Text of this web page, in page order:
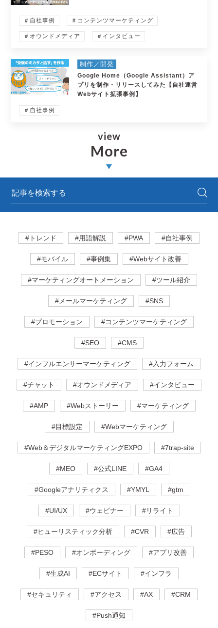
＃自社事例 ＃コンテンツマーケティング
＃オウンドメディア ＃インタビュー
制作／開発
Google Home（Google Assistant）ア
プリを制作・リリースしてみた【自社運営
Webサイト拡張事例】
＃自社事例
view
More
#トレンド #用語解説 #PWA #自社事例
#モバイル #事例集 #Webサイト改善
#マーケティングオートメーション #ツール紹介
#メールマーケティング #SNS
#プロモーション #コンテンツマーケティング
#SEO #CMS
#インフルエンサーマーケティング #入力フォーム
#チャット #オウンドメディア #インタビュー
#AMP #Webストーリー #マーケティング
#目標設定 #Webマーケティング
#Web＆デジタルマーケティングEXPO #7trap-site
#MEO #公式LINE #GA4
#Googleアナリティクス #YMYL #gtm
#UI/UX #ウェビナー #リライト
#ヒューリスティック分析 #CVR #広告
#PESO #オンボーディング #アプリ改善
#生成AI #ECサイト #インフラ
#セキュリティ #アクセス #AX #CRM
#Push通知